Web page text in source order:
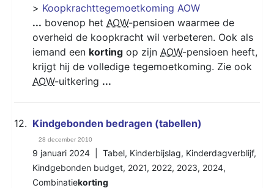
> Koopkrachttegemoetkoming AOW
... bovenop het AOW-pensioen waarmee de
overheid de koopkracht wil verbeteren. Ook als
iemand een korting op zijn AOW-pensioen heeft,
krijgt hij de volledige tegemoetkoming. Zie ook
AOW-uitkering ...
12. Kindgebonden bedragen (tabellen)
28 december 2010
9 januari 2024 | Tabel, Kinderbijslag, Kinderdagverblijf,
Kindgebonden budget, 2021, 2022, 2023, 2024,
Combinatiekorting